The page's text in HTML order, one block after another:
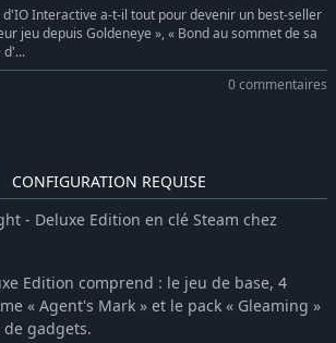
d'IO Interactive a-t-il tout pour devenir un best-seller
jeu depuis Goldeneye », « Bond au sommet de sa
d'...
0 commentaires
CONFIGURATION REQUISE
- Deluxe Edition en clé Steam chez
Edition comprend : le jeu de base, 4
« Agent's Mark » et le pack « Gleaming »
gadgets.